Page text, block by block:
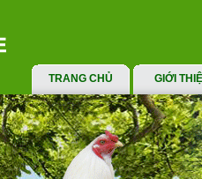
TRANG CHỦ GIỚI